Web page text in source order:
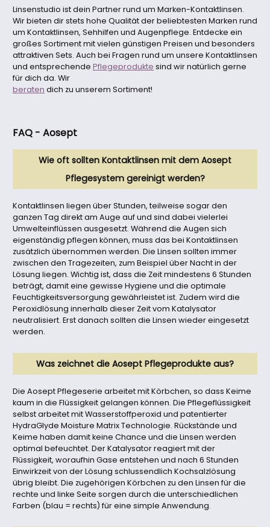
Linsenstudio ist dein Partner rund um Marken-Kontaktlinsen.
Wir bieten dir stets hohe Qualität der beliebtesten Marken rund
um Kontaktlinsen, Sehhilfen und Augenpflege. Entdecke ein
großes Sortiment mit vielen günstigen Preisen und besonders
attraktiven Sets. Auch bei Fragen rund um unsere Kontaktlinsen
und entsprechende Pflegeprodukte sind wir natürlich gerne
für dich da. Wir
beraten dich zu unserem Sortiment!
FAQ - Aosept
Wie oft sollten Kontaktlinsen mit dem Aosept
Pflegesystem gereinigt werden?
Kontaktlinsen liegen über Stunden, teilweise sogar den
ganzen Tag direkt am Auge auf und sind dabei vielerlei
Umwelteinflüssen ausgesetzt. Während die Augen sich
eigenständig pflegen können, muss das bei Kontaktlinsen
zusätzlich übernommen werden. Die Linsen sollten immer
zwischen den Tragezeiten, zum Beispiel über Nacht in der
Lösung liegen. Wichtig ist, dass die Zeit mindestens 6 Stunden
beträgt, damit eine gewisse Hygiene und die optimale
Feuchtigkeitsversorgung gewährleistet ist. Zudem wird die
Peroxidlösung innerhalb dieser Zeit vom Katalysator
neutralisiert. Erst danach sollten die Linsen wieder eingesetzt
werden.
Was zeichnet die Aosept Pflegeprodukte aus?
Die Aosept Pflegeserie arbeitet mit Körbchen, so dass Keime
kaum in die Flüssigkeit gelangen können. Die Pflegeflüssigkeit
selbst arbeitet mit Wasserstoffperoxid und patentierter
HydraGlyde Moisture Matrix Technologie. Rückstände und
Keime haben damit keine Chance und die Linsen werden
optimal befeuchtet. Der Katalysator reagiert mit der
Flüssigkeit, woraufhin Gase entstehen und nach 6 Stunden
Einwirkzeit von der Lösung schlussendlich Kochsalzlösung
übrig bleibt. Die zugehörigen Körbchen zu den Linsen für die
rechte und linke Seite sorgen durch die unterschiedlichen
Farben (blau = rechts) für eine simple Anwendung.